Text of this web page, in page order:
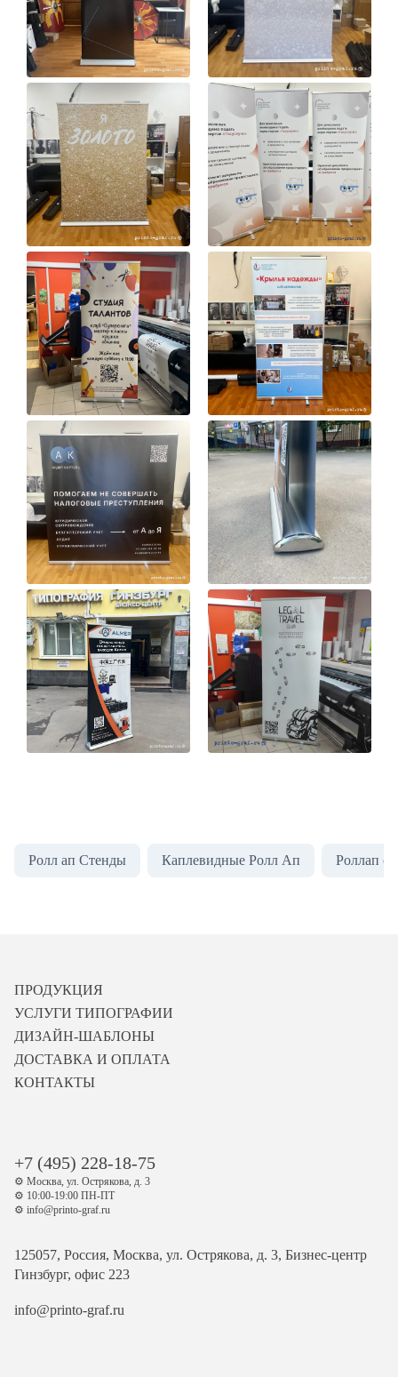
Ролл ап Стенды Каплевидные Ролл Ап Роллап с
ПРОДУКЦИЯ
УСЛУГИ ТИПОГРАФИИ
ДИЗАЙН-ШАБЛОНЫ
ДОСТАВКА И ОПЛАТА
КОНТАКТЫ
+7 (495) 228-18-75
⚙️ Москва, ул. Острякова, д. 3
⚙️ 10:00-19:00 ПН-ПТ
⚙️ info@printo-graf.ru
125057, Россия, Москва, ул. Острякова, д. 3, Бизнес-центр
Гинзбург, офис 223
info@printo-graf.ru